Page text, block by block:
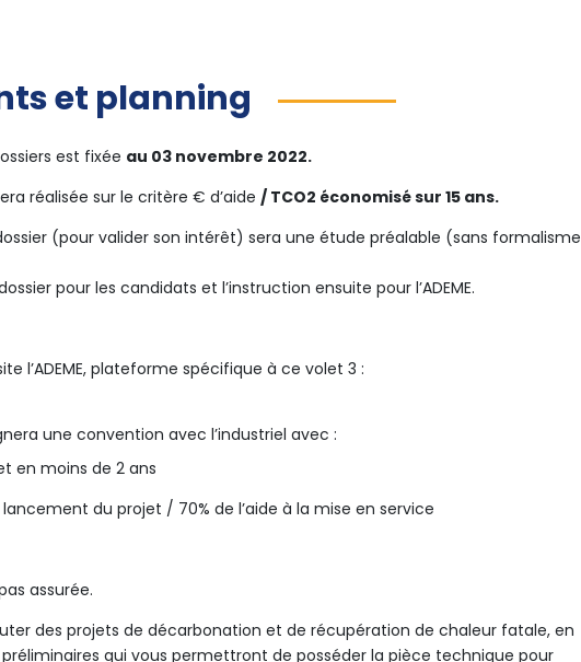
et planning
est fixée au 03 novembre 2022.
réalisée sur le critère € d’aide / TCO2 économisé sur 15 ans.
(pour valider son intérêt) sera une étude préalable (sans formalisme
pour les candidats et l’instruction ensuite pour l’ADEME.
l’ADEME, plateforme spécifique à ce volet 3 :
une convention avec l’industriel avec :
en moins de 2 ans
du projet / 70% de l’aide à la mise en service
assurée.
des projets de décarbonation et de récupération de chaleur fatale, en
qui vous permettront de posséder la pièce technique pour